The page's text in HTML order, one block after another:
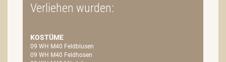
Verliehen wurden:
KOSTÜME
09 WH M40 Feldblusen
09 WH M40 Feldhosen